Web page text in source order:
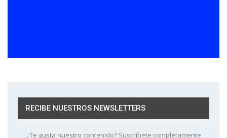
RECIBE NUESTROS NEWSLETTERS
¿Te gusta nuestro contenido? Suscríbete completamente